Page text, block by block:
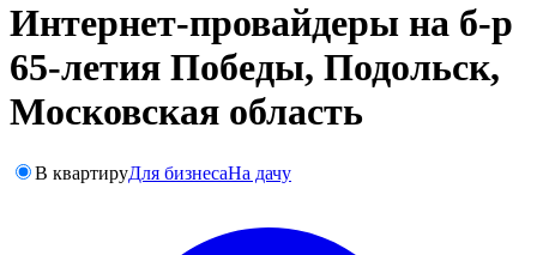
Интернет-провайдеры на б-р
65-летия Победы, Подольск,
Московская область
В квартируДля бизнесаНа дачу